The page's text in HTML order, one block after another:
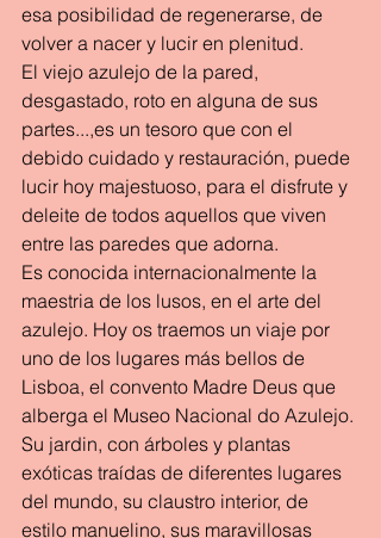
esa posibilidad de regenerarse, de
volver a nacer y lucir en plenitud.
El viejo azulejo de la pared,
desgastado, roto en alguna de sus
partes...,es un tesoro que con el
debido cuidado y restauración, puede
lucir hoy majestuoso, para el disfrute y
deleite de todos aquellos que viven
entre las paredes que adorna.
Es conocida internacionalmente la
maestria de los lusos, en el arte del
azulejo. Hoy os traemos un viaje por
uno de los lugares más bellos de
Lisboa, el convento Madre Deus que
alberga el Museo Nacional do Azulejo.
Su jardin, con árboles y plantas
exóticas traídas de diferentes lugares
del mundo, su claustro interior, de
estilo manuelino, sus maravillosas